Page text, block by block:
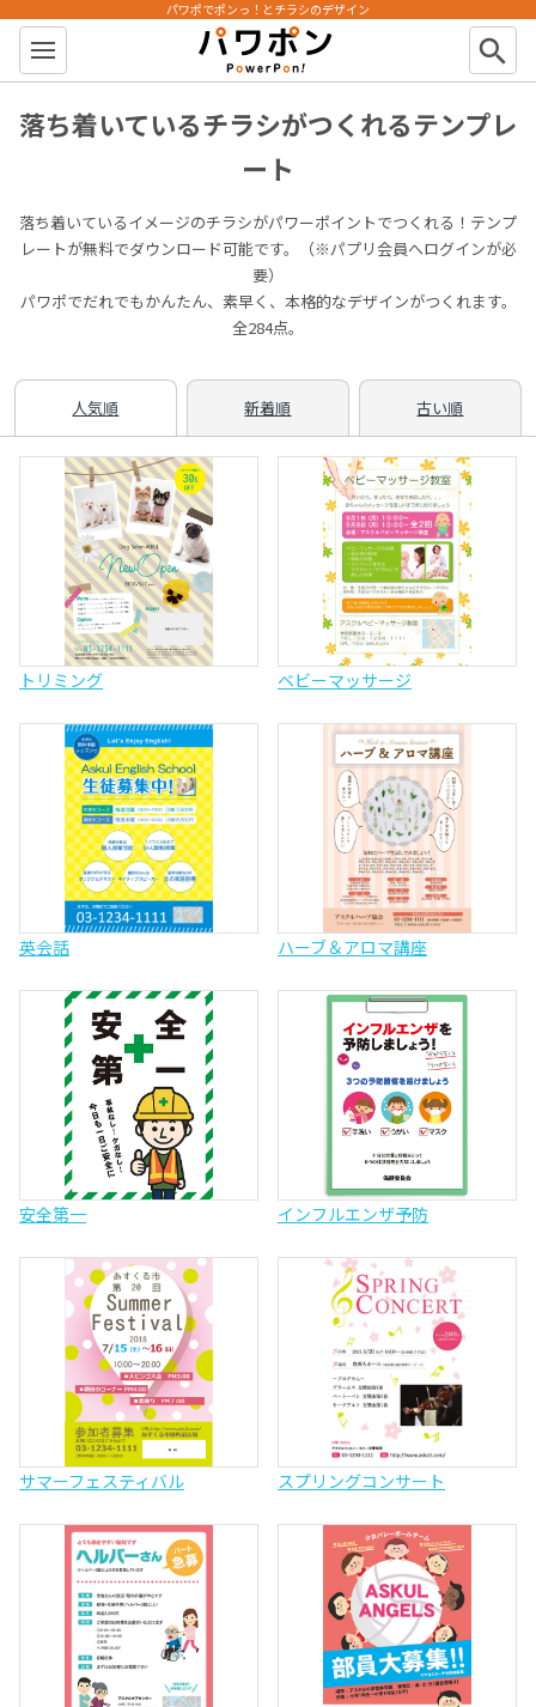
パワポン
パワポでポンっ！とチラシのデザイン
search
落ち着いているチラシがつくれるテンプレ
ート
落ち着いているイメージのチラシがパワーポイントでつくれる！テンプ
レートが無料でダウンロード可能です。（※パプリ会員へログインが必
要）
パワポでだれでもかんたん、素早く、本格的なデザインがつくれます。
全284点。
人気順 新着順 古い順
トリミング ベビーマッサージ
英会話 ハーブ＆アロマ講座
安全第一 インフルエンザ予防
サマーフェスティバル スプリングコンサート